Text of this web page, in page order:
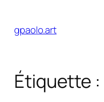
contenu
gpaolo.art
Étiquette :